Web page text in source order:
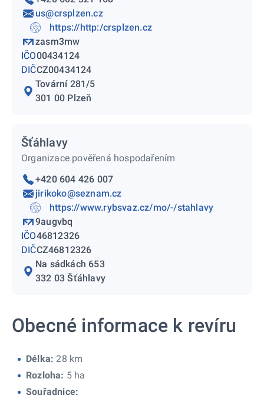
us@crsplzen.cz
https://http:/crsplzen.cz
zasm3mw
IČO00434124
DIČCZ00434124
Tovární 281/5
301 00 Plzeň
Šťáhlavy
Organizace pověřená hospodařením
+420 604 426 007
jirikoko@seznam.cz
https://www.rybsvaz.cz/mo/-/stahlavy
9augvbq
IČO46812326
DIČCZ46812326
Na sádkách 653
332 03 Šťáhlavy
Obecné informace k revíru
Délka: 28 km
Rozloha: 5 ha
Souřadnice: